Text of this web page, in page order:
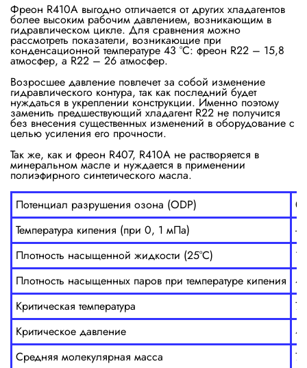
Фреон R410A выгодно отличается от других хладагентов
более высоким рабочим давлением, возникающим в
гидравлическом цикле. Для сравнения можно
рассмотреть показатели, возникающие при
конденсационной температуре 43 °С: фреон R22 – 15,8
атмосфер, а R22 – 26 атмосфер.
Возросшее давление повлечет за собой изменение
гидравлического контура, так как последний будет
нуждаться в укреплении конструкции. Именно поэтому
заменить предшествующий хладагент R22 не получится
без внесения существенных изменений в оборудование с
целью усиления его прочности.
Так же, как и фреон R407, R410A не растворяется в
минеральном масле и нуждается в применении
полиэфирного синтетического масла.
Потенциал разрушения озона (ODP)
Температура кипения (при 0, 1 мПа)
-
Плотность насыщенной жидкости (25°C)
Плотность насыщенных паров при температуре кипения
Критическая температура
Критическое давление
Средняя молекулярная масса